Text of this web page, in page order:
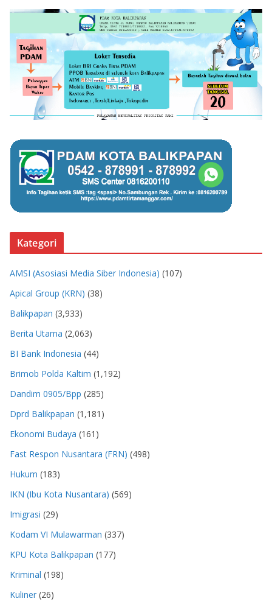
Kategori
AMSI (Asosiasi Media Siber Indonesia) (107)
Apical Group (KRN) (38)
Balikpapan (3,933)
Berita Utama (2,063)
BI Bank Indonesia (44)
Brimob Polda Kaltim (1,192)
Dandim 0905/Bpp (285)
Dprd Balikpapan (1,181)
Ekonomi Budaya (161)
Fast Respon Nusantara (FRN) (498)
Hukum (183)
IKN (Ibu Kota Nusantara) (569)
Imigrasi (29)
Kodam VI Mulawarman (337)
KPU Kota Balikpapan (177)
Kriminal (198)
Kuliner (26)